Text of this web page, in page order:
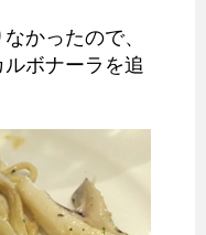
かったので、
ボナーラを追